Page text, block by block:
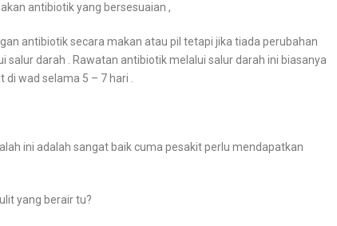
antibiotik yang bersesuaian ,
antibiotik secara makan atau pil tetapi jika tiada perubahan
salur darah . Rawatan antibiotik melalui salur darah ini biasanya
wad selama 5 – 7 hari .
ini adalah sangat baik cuma pesakit perlu mendapatkan
yang berair tu?